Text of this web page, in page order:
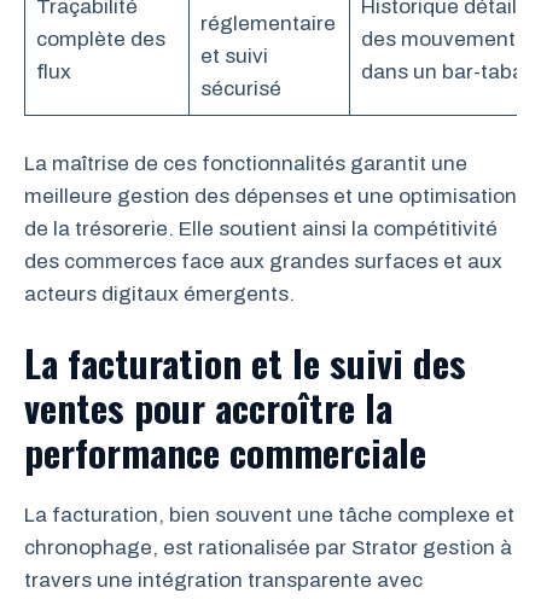
Traçabilité
complète des
flux
réglementaire
et suivi
sécurisé
Historique détaillé
des mouvements
dans un bar-tabac
La maîtrise de ces fonctionnalités garantit une
meilleure gestion des dépenses et une optimisation
de la trésorerie. Elle soutient ainsi la compétitivité
des commerces face aux grandes surfaces et aux
acteurs digitaux émergents.
La facturation et le suivi des
ventes pour accroître la
performance commerciale
La facturation, bien souvent une tâche complexe et
chronophage, est rationalisée par Strator gestion à
travers une intégration transparente avec